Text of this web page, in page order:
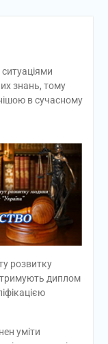
знань, тому
в сучасному
розвитку
диплом
уміти